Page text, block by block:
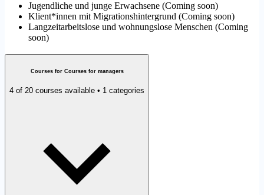
Jugendliche und junge Erwachsene (Coming soon)
Klient*innen mit Migrationshintergrund (Coming soon)
Langzeitarbeitslose und wohnungslose Menschen (Coming
soon)
Courses for Courses for managers
4 of 20 courses available • 1 categories